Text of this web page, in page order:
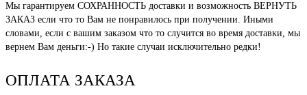
Мы гарантируем СОХРАННОСТЬ доставки и возможность ВЕРНУТЬ
ЗАКАЗ если что то Вам не понравилось при получении. Иными
словами, если с вашим заказом что то случится во время доставки, мы
вернем Вам деньги:-) Но такие случаи исключительно редки!
ОПЛАТА ЗАКАЗА